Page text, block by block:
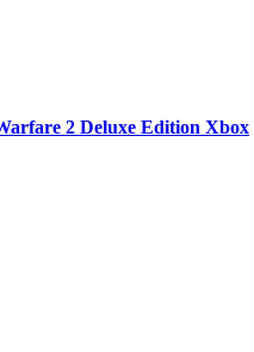
2 Deluxe Edition Xbox